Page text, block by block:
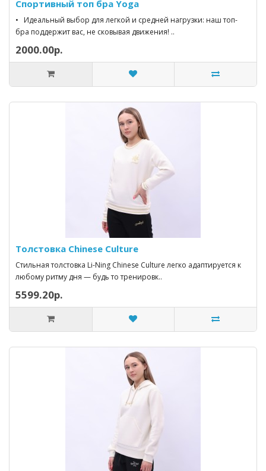
Спортивный топ бра Yoga
• Идеальный выбор для легкой и средней нагрузки: наш топ-
бра поддержит вас, не сковывая движения! ..
2000.00р.
Толстовка Chinese Culture
Стильная толстовка Li-Ning Chinese Culture легко адаптируется к
любому ритму дня — будь то тренировк..
5599.20р.